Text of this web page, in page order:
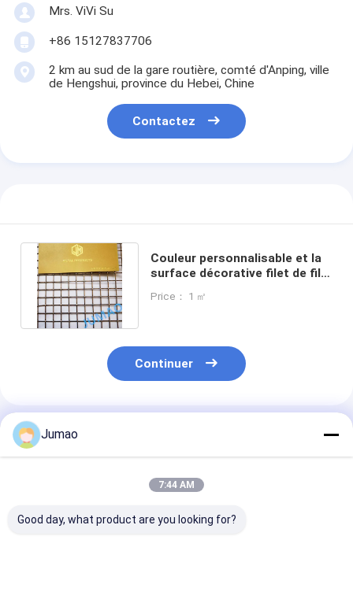
Mrs. ViVi Su
+86 15127837706
2 km au sud de la gare routière, comté d'Anping, ville
de Hengshui, province du Hebei, Chine
Contactez
Couleur personnalisable et la
surface décorative filet de fil
Price： 1 ㎡
Continuer
Produits Recommandés
Jumao
7:44 AM
Good day, what product are you looking for?